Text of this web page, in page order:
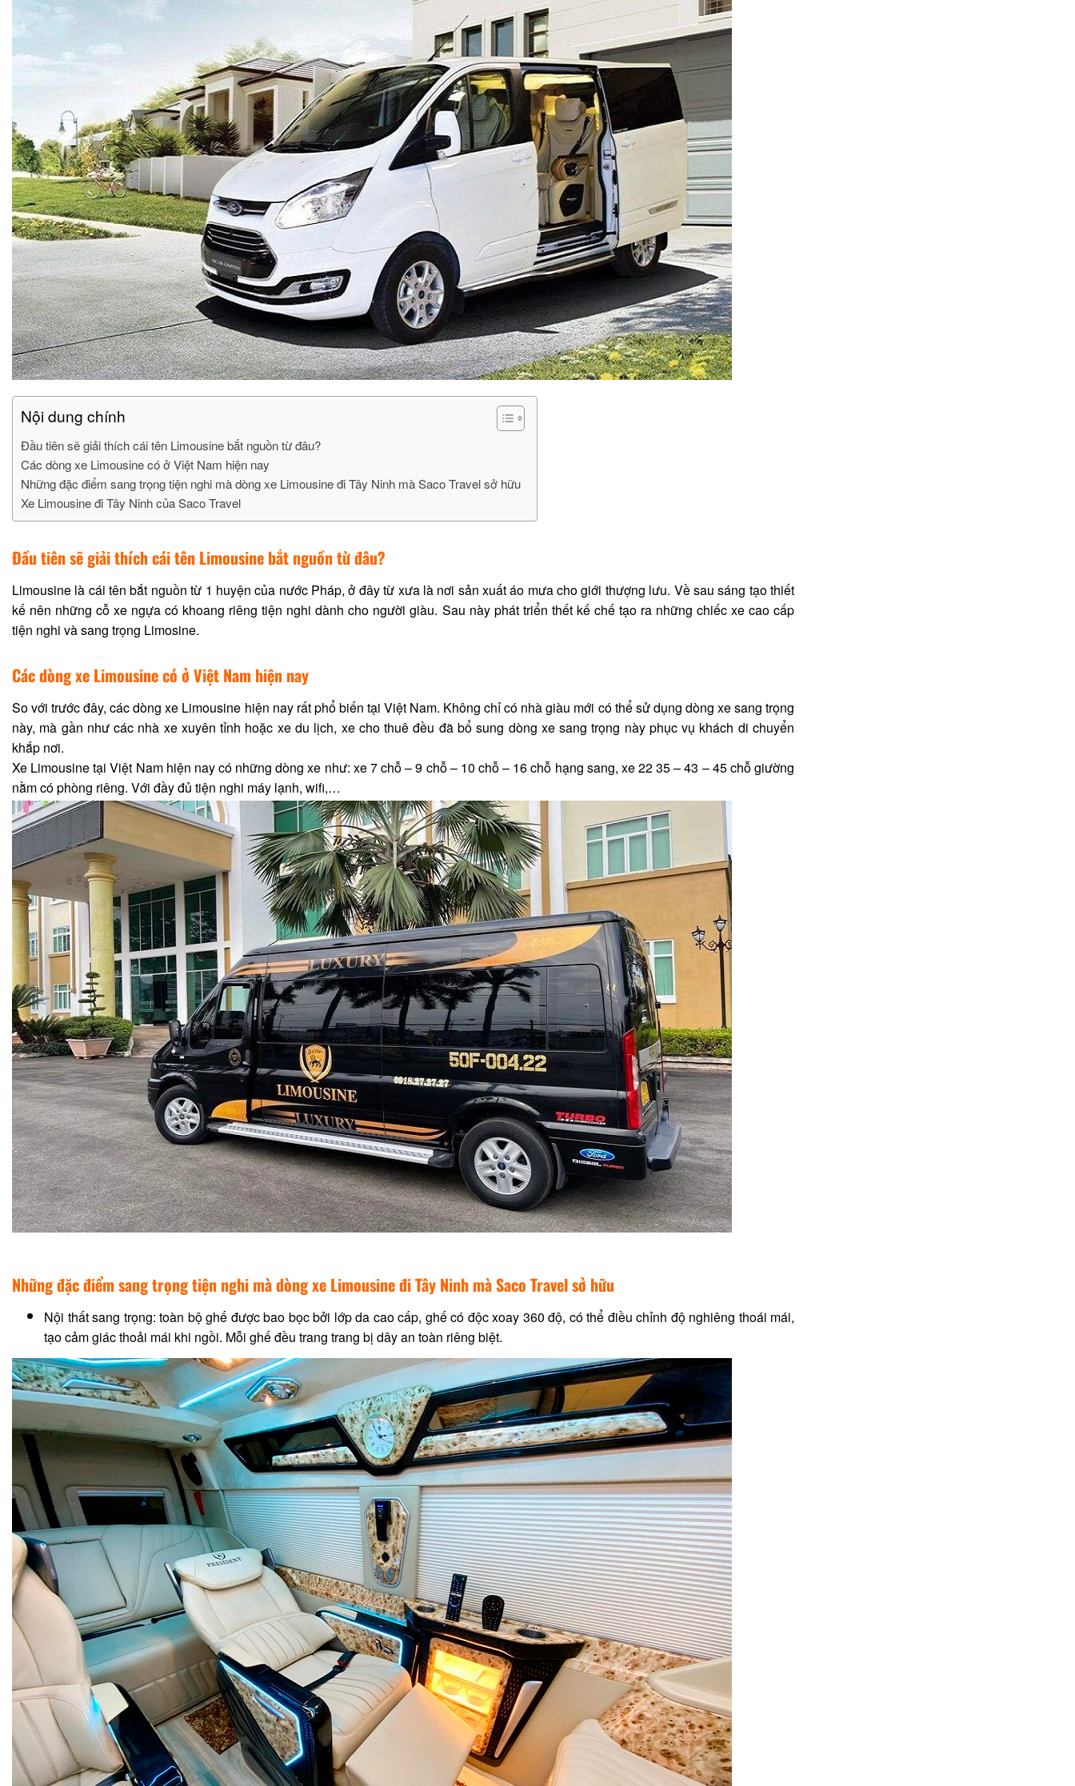
Nội dung chính
Đầu tiên sẽ giải thích cái tên Limousine bắt nguồn từ đâu?
Các dòng xe Limousine có ở Việt Nam hiện nay
Những đặc điểm sang trọng tiện nghi mà dòng xe Limousine đi Tây Ninh mà Saco Travel sở hữu
Xe Limousine đi Tây Ninh của Saco Travel
Đầu tiên sẽ giải thích cái tên Limousine bắt nguồn từ đâu?
Limousine là cái tên bắt nguồn từ 1 huyện của nước Pháp, ở đây từ xưa là nơi sản xuất áo mưa cho giới thượng lưu. Về sau sáng tạo thiết
kế nên những cỗ xe ngựa có khoang riêng tiện nghi dành cho người giàu. Sau này phát triển thết kế chế tạo ra những chiếc xe cao cấp
tiện nghi và sang trọng Limosine.
Các dòng xe Limousine có ở Việt Nam hiện nay
So với trước đây, các dòng xe Limousine hiện nay rất phổ biến tại Việt Nam. Không chỉ có nhà giàu mới có thể sử dụng dòng xe sang trọng
này, mà gần như các nhà xe xuyên tỉnh hoặc xe du lịch, xe cho thuê đều đã bổ sung dòng xe sang trọng này phục vụ khách di chuyển
khắp nơi.
Xe Limousine tại Việt Nam hiện nay có những dòng xe như: xe 7 chỗ – 9 chỗ – 10 chỗ – 16 chỗ hạng sang, xe 22 35 – 43 – 45 chỗ giường
nằm có phòng riêng. Với đầy đủ tiện nghi máy lạnh, wifi,…
Những đặc điểm sang trọng tiện nghi mà dòng xe Limousine đi Tây Ninh mà Saco Travel sở hữu
Nội thất sang trọng: toàn bộ ghế được bao bọc bởi lớp da cao cấp, ghế có độc xoay 360 độ, có thể điều chỉnh độ nghiêng thoái mái,
tạo cảm giác thoải mái khi ngồi. Mỗi ghế đều trang trang bị dây an toàn riêng biệt.